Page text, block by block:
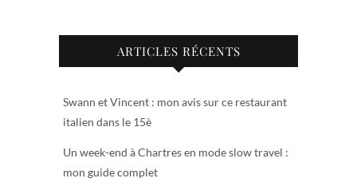
ARTICLES RÉCENTS
Swann et Vincent : mon avis sur ce restaurant
italien dans le 15è
Un week-end à Chartres en mode slow travel :
mon guide complet